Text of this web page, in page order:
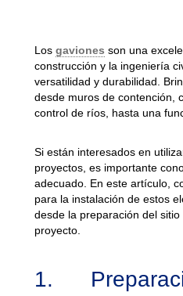
Los gaviones son una
construcción y la ingeniería
versatilidad y durabilidad.
desde muros de contención,
control de ríos, hasta una
Si están interesados en
proyectos, es importante
adecuado. En este artículo,
para la instalación de estos
desde la preparación del
proyecto.
1.